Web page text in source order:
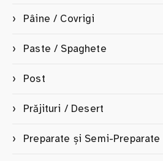
Pâine / Covrigi
Paste / Spaghete
Post
Prăjituri / Desert
Preparate și Semi-Preparate